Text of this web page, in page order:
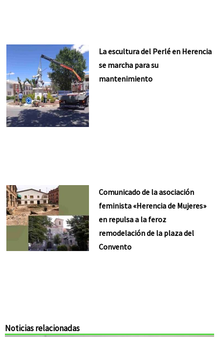
La escultura del Perlé en Herencia
se marcha para su
mantenimiento
Comunicado de la asociación
feminista «Herencia de Mujeres»
en repulsa a la feroz
remodelación de la plaza del
Convento
Noticias relacionadas